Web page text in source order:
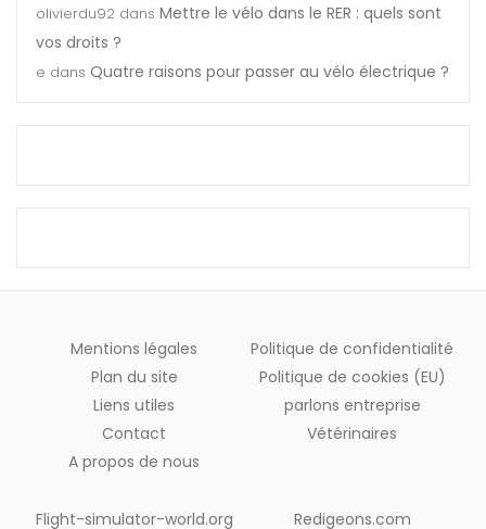
olivierdu92 dans Mettre le vélo dans le RER : quels sont
vos droits ?
e dans Quatre raisons pour passer au vélo électrique ?
Mentions légales
Plan du site
Liens utiles
Contact
A propos de nous
Politique de confidentialité
Politique de cookies (EU)
parlons entreprise
Vétérinaires
Flight-simulator-world.org Redigeons.com